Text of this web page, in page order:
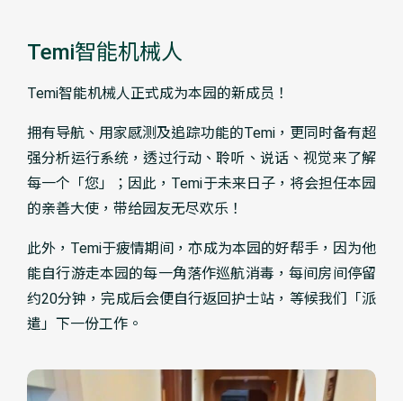
Temi智能机械人​
Temi智能机械人正式成为本园的新成员！
拥有导航、用家感测及追踪功能的Temi，更同时备有超
强分析运行系统，透过行动、聆听、说话、视觉来了解
每一个「您」；因此，Temi于未来日子，将会担任本园
的亲善大使，带给园友无尽欢乐！
此外，Temi于疲情期间，亦成为本园的好帮手，因为他
能自行游走本园的每一角落作巡航消毒，每间房间停留
约20分钟，完成后会便自行返回护士站，等候我们「派
遣」下一份工作。